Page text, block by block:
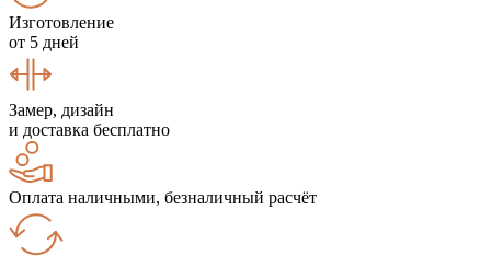
Изготовление
от 5 дней
Замер, дизайн
и доставка бесплатно
Оплата наличными, безналичный расчёт